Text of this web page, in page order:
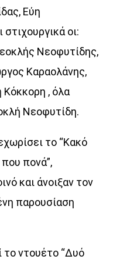
Εύη
οι:
Νεοφυτίδης,
Καραολάνης,
Κόκκορη , όλα
Νεοφυτίδη.
το “Κακό
που πονά”,
και άνοιξαν τον
παρουσίαση
το ντουέτο “Δυό